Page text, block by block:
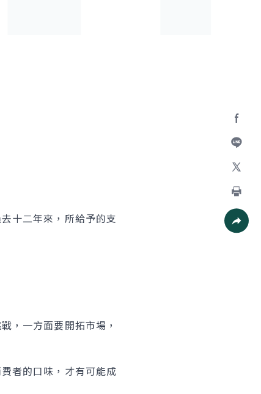
加入好
列印
十二年來，所給予的支
，一方面要開拓市場，
者的口味，才有可能成